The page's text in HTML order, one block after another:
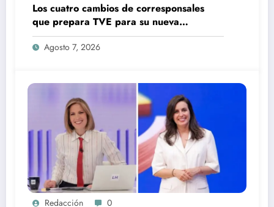
Los cuatro cambios de corresponsales
que prepara TVE para su nueva
temporada
Agosto 7, 2026
Redacción 0